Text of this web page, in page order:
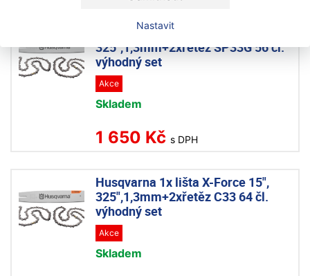
Nastavit
Husqvarna 1x lišta X-Force 13",
325",1,3mm+2xřetěz SP33G 56 čl.
výhodný set
Akce
Skladem
1 650 Kč s DPH
Husqvarna 1x lišta X-Force 15",
325",1,3mm+2xřetěz C33 64 čl.
výhodný set
Akce
Skladem